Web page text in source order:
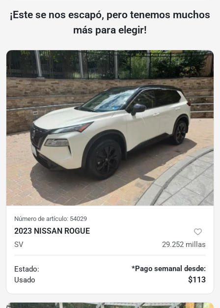
¡Este se nos escapó, pero tenemos muchos
más para elegir!
Número de artículo: 54029
2023 NISSAN ROGUE
SV 29.252 millas
Estado:
Usado
*Pago semanal desde:
$113